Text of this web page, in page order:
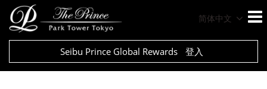
简体中文
Seibu Prince Global Rewards 登入